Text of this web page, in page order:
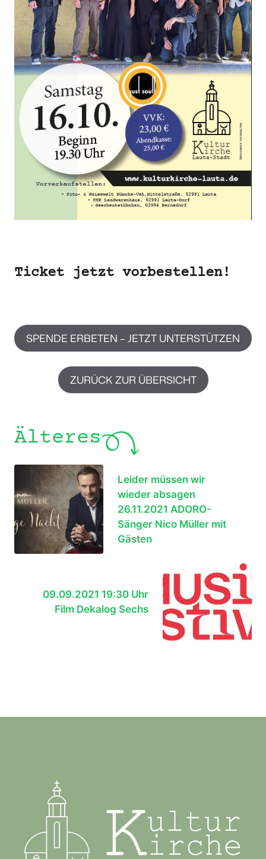
Ticket jetzt vorbestellen!
SPENDE ERBETEN – JETZT UNTERSTÜTZEN
ZURÜCK ZUR ÜBERSICHT
Älteres
Leider müssen wir
wieder absagen
26.11.2021 ADORO-
Sänger Nico Müller mit
Gästen
09.09.2021 19:30 Uhr
Film Dekalog Sechs